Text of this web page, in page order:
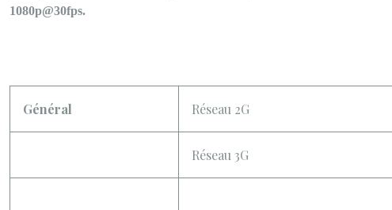
1080p@30fps.
Général Réseau 2G
Réseau 3G